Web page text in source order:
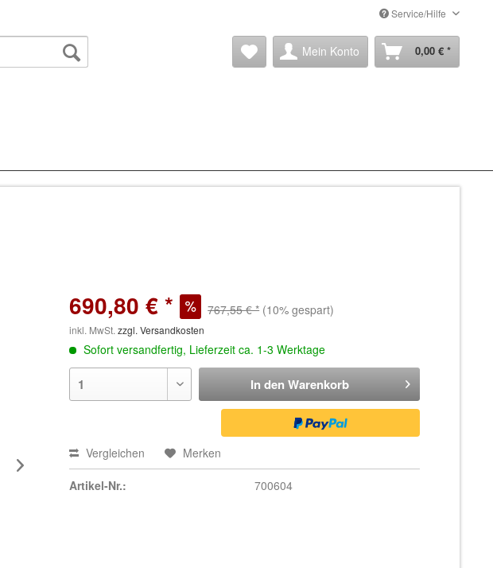
Service/Hilfe
Mein Konto 0,00 € *
690,80 € * 767,55 € * (10% gespart)
inkl. MwSt.zzgl. Versandkosten
Sofort versandfertig, Lieferzeit ca. 1-3 Werktage
In den Warenkorb
Vergleichen Merken
Artikel-Nr.: 700604